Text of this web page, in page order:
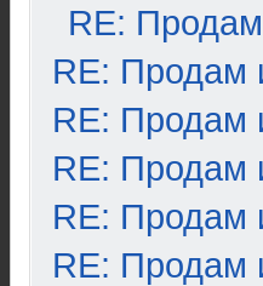
RE:
RE: Продам
RE: Продам
RE: Продам
RE: Продам
RE: Продам